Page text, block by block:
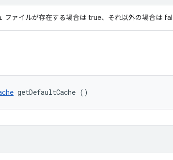
ファイルが存在する場合は true、それ以外の場合は
getDefaultCache ()